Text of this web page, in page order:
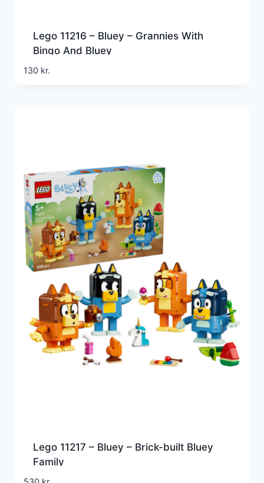
Lego 11216 – Bluey – Grannies With
Bingo And Bluey
130 kr.
Lego 11217 – Bluey – Brick-built Bluey
Family